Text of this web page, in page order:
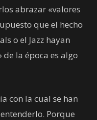
abrazar «valores
que el hecho
o el Jazz hayan
la época es algo
con la cual se han
Porque